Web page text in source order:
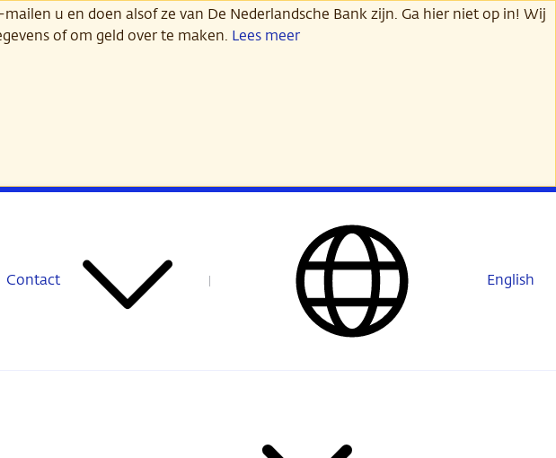
u en doen alsof ze van De Nederlandsche Bank zijn. Ga hier niet op in! Wij
of om geld over te maken. Lees meer
Contact English